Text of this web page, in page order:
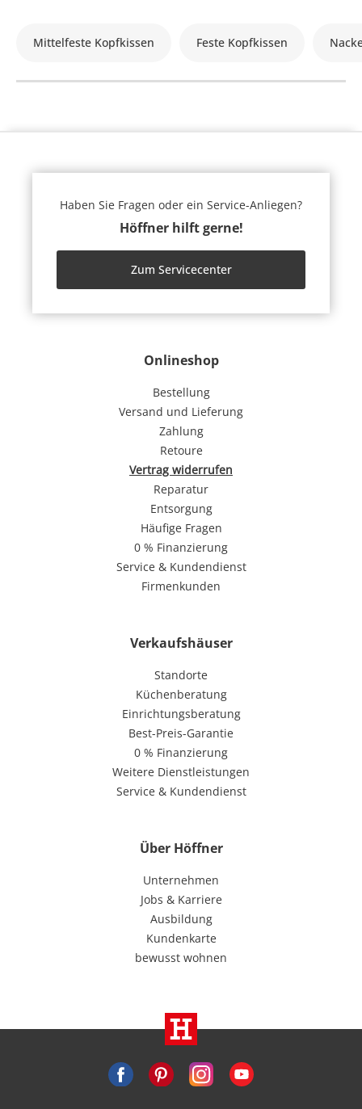
Mittelfeste Kopfkissen Feste Kopfkissen
Onlineshop
Bestellung
Versand und Lieferung
Zahlung
Retoure
Vertrag widerrufen
Reparatur
Entsorgung
Häufige Fragen
0 % Finanzierung
Service & Kundendienst
Firmenkunden
Verkaufshäuser
Standorte
Küchenberatung
Einrichtungsberatung
Best-Preis-Garantie
0 % Finanzierung
Weitere Dienstleistungen
Service & Kundendienst
Über Höffner
Unternehmen
Jobs & Karriere
Ausbildung
Kundenkarte
bewusst wohnen
Haben Sie Fragen oder ein Service-Anliegen?
Höffner hilft gerne!
Zum Servicecenter